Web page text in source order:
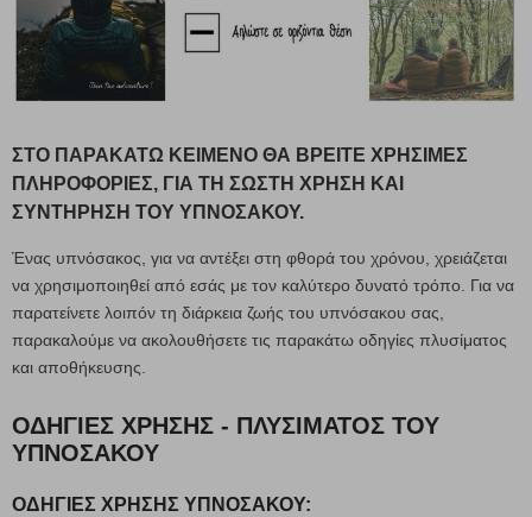
ΣΤΟ ΠΑΡΑΚΆΤΩ ΚΕΊΜΕΝΟ ΘΑ ΒΡΕΊΤΕ ΧΡΉΣΙΜΕΣ
ΠΛΗΡΟΦΟΡΊΕΣ, ΓΙΑ ΤΗ ΣΩΣΤΉ ΧΡΉΣΗ ΚΑΙ
ΣΥΝΤΉΡΗΣΗ ΤΟΥ ΥΠΝΌΣΑΚΟΥ.
Ένας υπνόσακος, για να αντέξει στη φθορά του χρόνου, χρειάζεται
να χρησιμοποιηθεί από εσάς με τον καλύτερο δυνατό τρόπο. Για να
παρατείνετε λοιπόν τη διάρκεια ζωής του υπνόσακου σας,
παρακαλούμε να ακολουθήσετε τις παρακάτω οδηγίες πλυσίματος
και αποθήκευσης.
ΟΔΗΓΙΕΣ ΧΡΗΣΗΣ - ΠΛΥΣΙΜΑΤΟΣ ΤΟΥ
ΥΠΝΟΣΑΚΟΥ
ΟΔΗΓΙΕΣ ΧΡΗΣΗΣ ΥΠΝΟΣΑΚΟΥ: